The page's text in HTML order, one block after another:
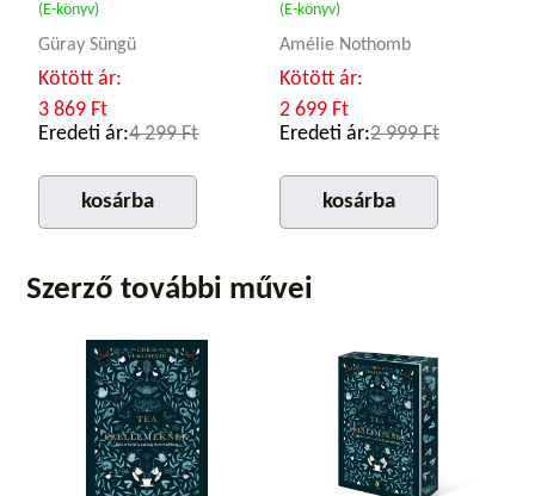
(E-könyv)
Güray Süngü
Kötött ár:
3 869 Ft
Eredeti ár:4 299 Ft
kosárba
(E-könyv)
Amélie Nothomb
Kötött ár:
2 699 Ft
Eredeti ár:2 999 Ft
kosárba
Szerző további művei